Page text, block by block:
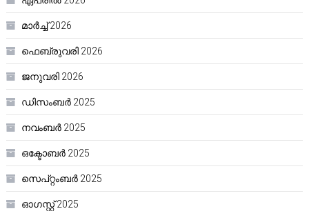
മാർച്ച്‌ 2026
ഫെബ്രുവരി 2026
ജനുവരി 2026
ഡിസംബർ 2025
നവംബർ 2025
ഒക്ടോബർ 2025
സെപ്റ്റംബർ 2025
ഓഗസ്റ്റ്‌ 2025